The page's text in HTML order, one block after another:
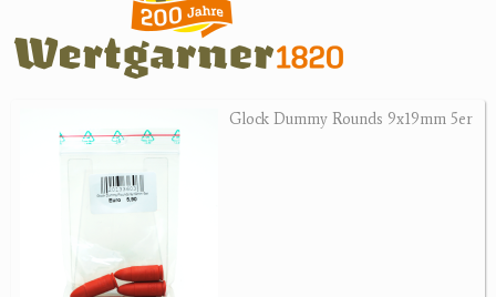
Zubehör
Glock Dummy Rounds 9x19mm 5er